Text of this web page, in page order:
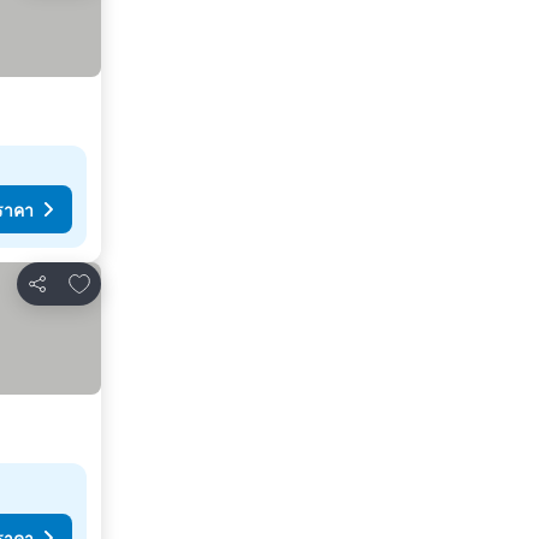
าคา
แชร์
เพิ่มในรายการโปรด